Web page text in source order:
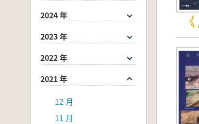
2024 年
2023 年
2022 年
2021 年
12 月
11 月